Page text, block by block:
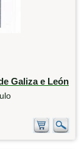
Galiza e León